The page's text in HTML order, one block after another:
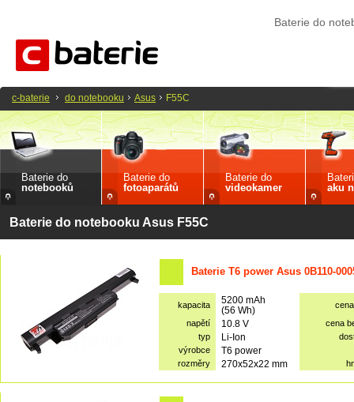
Baterie do
Baterie do
notebooků
Baterie do
fotoaparátů
Baterie do
videokamer
aku
Baterie do notebooku Asus F55C
Baterie T6 power Asus 0B110-
kapacita
5200 mAh
(56 Wh)
napětí
10.8 V
cena
typ
Li-Ion
výrobce
T6 power
rozměry 270x52x22 mm
c-baterie do notebooku Asus F55C